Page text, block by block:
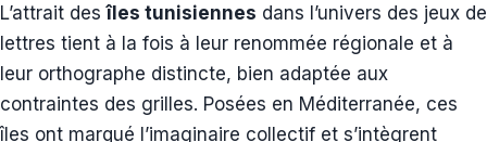
L’attrait desîles tunisiennes dans l’univers des jeux de
lettres tient à la fois à leur renommée régionale et à
leur orthographe distincte, bien adaptée aux
contraintes des grilles. Posées en Méditerranée, ces
îles ont marqué l’imaginaire collectif et s’intègrent